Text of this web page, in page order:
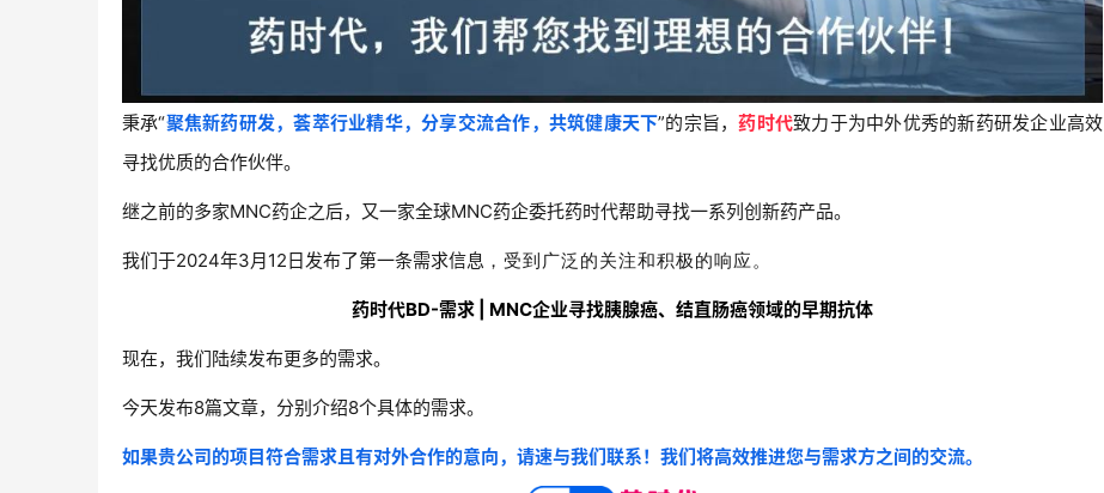
秉承“聚焦新药研发，荟萃行业精华，分享交流合作，共筑健康天下”的宗旨，药时代致力于为中外优秀的新药研发企业高效
寻找优质的合作伙伴。
继之前的多家MNC药企之后，又一家全球MNC药企委托药时代帮助寻找一系列创新药产品。
我们于2024年3月12日发布了第一条需求信息 ，受到广泛的关注和积极的响应。
药时代BD-需求 | MNC企业寻找胰腺癌、结直肠癌领域的早期抗体
现在，我们陆续发布更多的需求。
今天发布8篇文章，分别介绍8个具体的需求。
如果贵公司的项目符合需求且有对外合作的意向，请速与我们联系！我们将高效推进您与需求方之间的交流。